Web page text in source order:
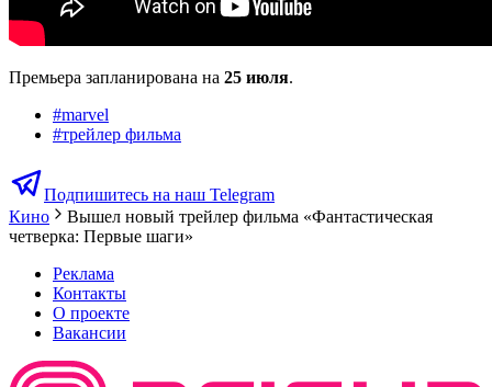
Премьера запланирована на 25 июля.
#marvel
#трейлер фильма
Подпишитесь на наш Telegram
Кино
Вышел новый трейлер фильма «Фантастическая
четверка: Первые шаги»
Реклама
Контакты
О проекте
Вакансии